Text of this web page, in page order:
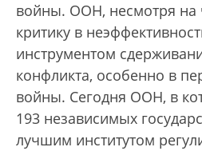
войны. ООН, несмотря на
критику в
инструментом
конфликта, особенно в
войны. Сегодня ООН, в
193 независимых
лучшим институтом